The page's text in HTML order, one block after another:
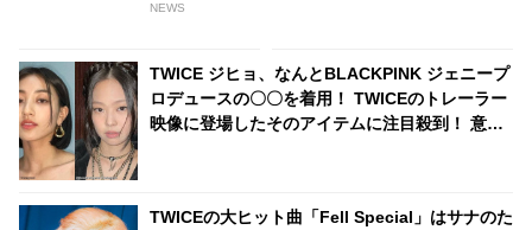
NEWS
TWICE ジヒョ、なんとBLACKPINK ジェニープ
ロデュースの〇〇を着用！ TWICEのトレーラー
映像に登場したそのアイテムに注目殺到！ 意外
TWICEの大ヒット曲「Fell Special」はサナのた